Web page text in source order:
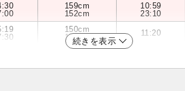
159cm
152cm
10:59
23:10
150cm
156cm
11:20
続きを表示